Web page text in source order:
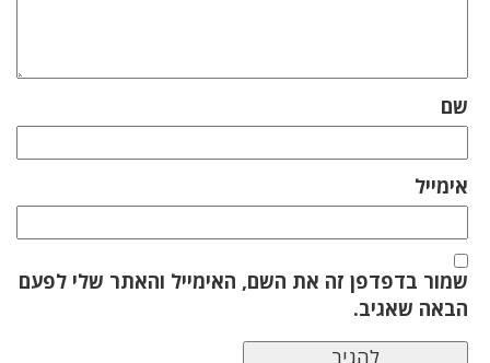
שם
אימייל
שמור בדפדפן זה את השם, האימייל והאתר שלי לפעם
הבאה שאגיב.